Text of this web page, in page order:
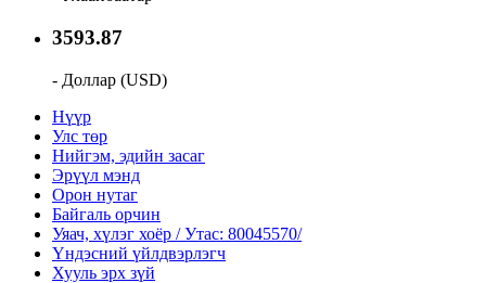
3593.87
- Доллар (USD)
Нүүр
Улс төр
Нийгэм, эдийн засаг
Эрүүл мэнд
Орон нутаг
Байгаль орчин
Уяач, хүлэг хоёр / Утас: 80045570/
Үндэсний үйлдвэрлэгч
Хууль эрх зүй